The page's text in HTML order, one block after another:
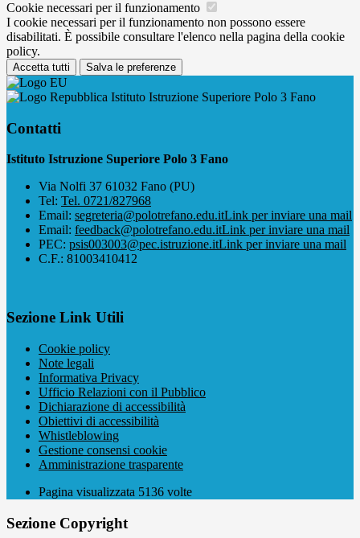
Cookie necessari per il funzionamento
I cookie necessari per il funzionamento non possono essere
disabilitati. È possibile consultare l'elenco nella pagina della cookie
policy.
Accetta tutti Salva le preferenze
Istituto Istruzione Superiore Polo 3 Fano
Contatti
Istituto Istruzione Superiore Polo 3 Fano
Via Nolfi 37 61032 Fano (PU)
Tel: Tel. 0721/827968
Email: segreteria@polotrefano.e​du.itLink per inviare una mail
Email: feedback@polotrefano.edu.itLink per inviare una mail
PEC: psis003003@pec.istruzione.itLink per inviare una mail
C.F.: 81003410412
Sezione Link Utili
Cookie policy
Note legali
Informativa Privacy
Ufficio Relazioni con il Pubblico
Dichiarazione di accessibilità
Obiettivi di accessibilità
Whistleblowing
Gestione consensi cookie
Amministrazione trasparente
Pagina visualizzata 5136 volte
Sezione Copyright